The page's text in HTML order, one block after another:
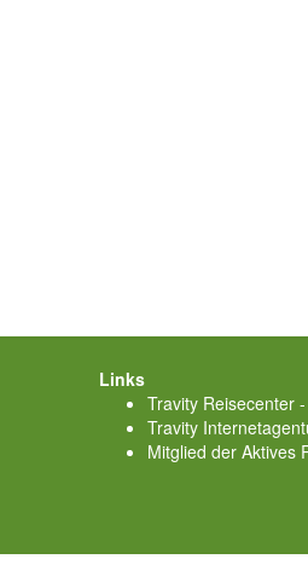
Links
Travity Reisecenter
Travity
Mitglied der Aktives